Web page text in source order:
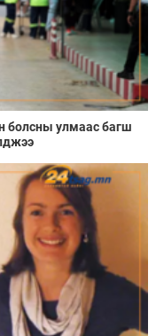
болсны улмаас багш